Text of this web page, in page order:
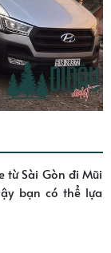
từ Sài Gòn đi Mũi
bạn có thể lựa